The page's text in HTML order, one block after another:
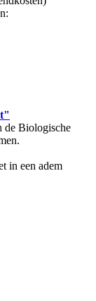
de Biologische
in een adem